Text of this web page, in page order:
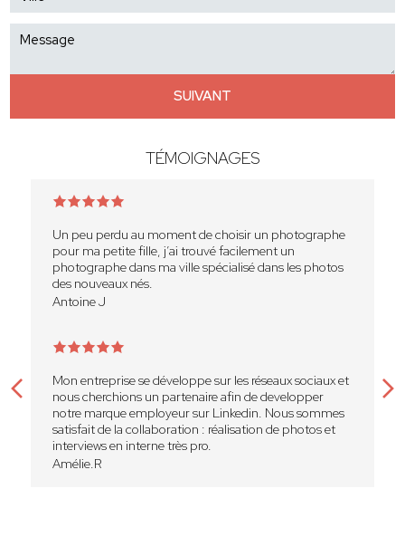
SUIVANT
TÉMOIGNAGES
Un peu perdu au moment de choisir un photographe
pour ma petite fille, j’ai trouvé facilement un
photographe dans ma ville spécialisé dans les photos
des nouveaux nés.
Antoine J
Mon entreprise se développe sur les réseaux sociaux et
nous cherchions un partenaire afin de developper
notre marque employeur sur Linkedin. Nous sommes
satisfait de la collaboration : réalisation de photos et
interviews en interne très pro.
Amélie.R